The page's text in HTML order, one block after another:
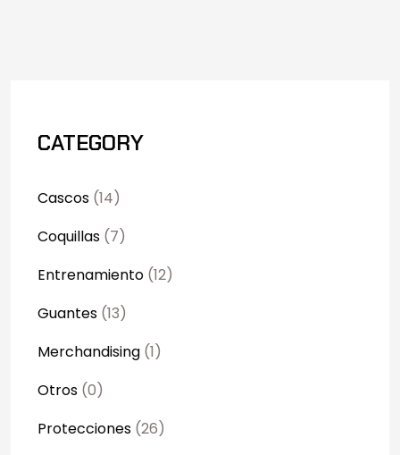
CATEGORY
Cascos (14)
Coquillas (7)
Entrenamiento (12)
Guantes (13)
Merchandising (1)
Otros (0)
Protecciones (26)